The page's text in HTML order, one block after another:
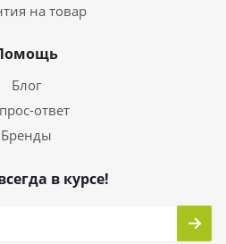
на товар
Блог
ответ
Бренды
в курсе!